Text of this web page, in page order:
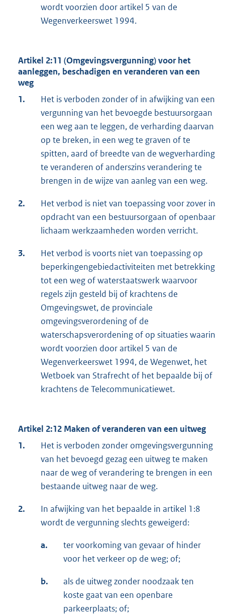
wordt voorzien door artikel 5 van de
Wegenverkeerswet 1994.
Artikel 2:11 (Omgevingsvergunning) voor het
aanleggen, beschadigen en veranderen van een
weg
1.
Het is verboden zonder of in afwijking van een
vergunning van het bevoegde bestuursorgaan
een weg aan te leggen, de verharding daarvan
op te breken, in een weg te graven of te
spitten, aard of breedte van de wegverharding
te veranderen of anderszins verandering te
brengen in de wijze van aanleg van een weg.
2.
Het verbod is niet van toepassing voor zover in
opdracht van een bestuursorgaan of openbaar
lichaam werkzaamheden worden verricht.
3.
Het verbod is voorts niet van toepassing op
beperkingengebiedactiviteiten met betrekking
tot een weg of waterstaatswerk waarvoor
regels zijn gesteld bij of krachtens de
Omgevingswet, de provinciale
omgevingsverordening of de
waterschapsverordening of op situaties waarin
wordt voorzien door artikel 5 van de
Wegenverkeerswet 1994, de Wegenwet, het
Wetboek van Strafrecht of het bepaalde bij of
krachtens de Telecommunicatiewet.
Artikel 2:12 Maken of veranderen van een uitweg
1.
Het is verboden zonder omgevingsvergunning
van het bevoegd gezag een uitweg te maken
naar de weg of verandering te brengen in een
bestaande uitweg naar de weg.
2.
In afwijking van het bepaalde in artikel 1:8
wordt de vergunning slechts geweigerd:
a.
ter voorkoming van gevaar of hinder
voor het verkeer op de weg; of;
b.
als de uitweg zonder noodzaak ten
koste gaat van een openbare
parkeerplaats; of;